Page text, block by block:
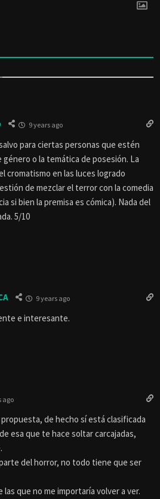
9 years ago
para ciertas personas que estén
o la temática de posesión. La
cromatismo en las luces logrado
de mezclar el terror con la comedia
si bien la premisa es cómica). Nada del
5/10
9 years ago
e interesante.
ago
de hecho sí está clasificada
esa que te hace soltar carcajadas,
del horror, no todo tiene que ser
que no me importaría volver a ver.